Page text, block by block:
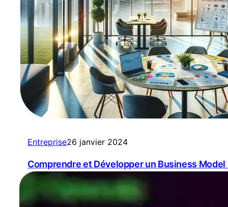
v
e
:
Entreprise26 janvier 2024
Comprendre et Développer un Business